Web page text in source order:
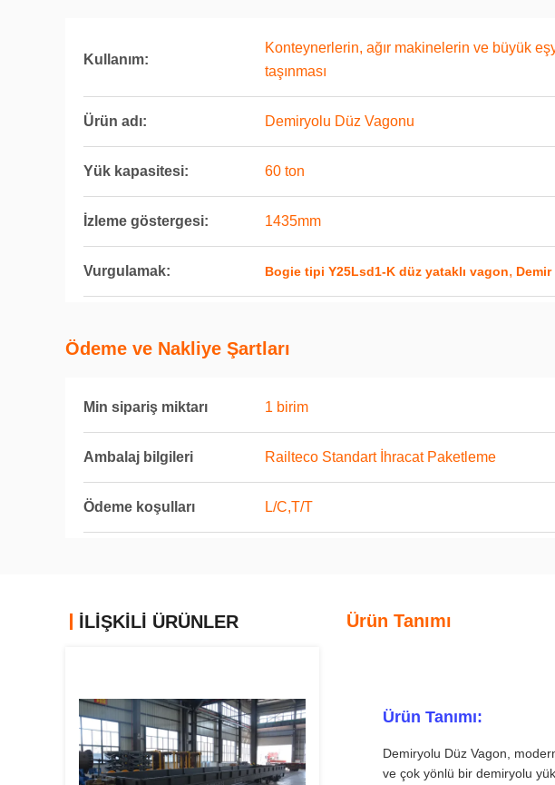
Kullanım:
Konteynerlerin, ağır makinelerin ve büyük
taşınması
Ürün adı: Demiryolu Düz Vagonu
Yük kapasitesi: 60 ton
İzleme göstergesi: 1435mm
Vurgulamak: Bogie tipi Y25Lsd1-K düz yataklı vagon, Demir
Ödeme ve Nakliye Şartları
Min sipariş miktarı 1 birim
Ambalaj bilgileri Railteco Standart İhracat Paketleme
Ödeme koşulları L/C,T/T
İLIŞKILI ÜRÜNLER Ürün Tanımı
Ürün Tanımı:
Demiryolu Düz Vagon,
ve çok yönlü bir demiryolu